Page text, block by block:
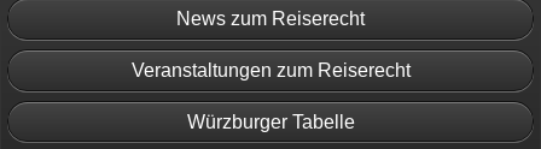
News zum Reiserecht
Veranstaltungen zum Reiserecht
Würzburger Tabelle